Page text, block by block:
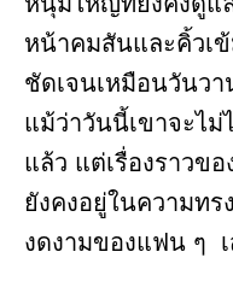
หน้าคมสันและคิ้วเ
ชัดเจนเหมือนวันวา
แม้ว่าวันนี้เขาจะไ
แล้ว แต่เรื่องราวข
ยังคงอยู่ในความทร
งดงามของแฟน ๆ